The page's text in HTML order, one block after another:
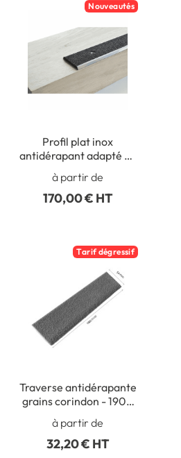
Nouveautés
Profil plat inox
antidérapant adapté au
trafic intense
à partir de
170,00 € HT
Tarif dégressif
Traverse antidérapante
grains corindon - 1900
à partir de
32,20 € HT